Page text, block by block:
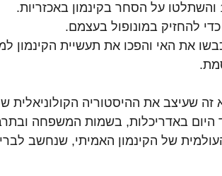
להחזיק במונופול בעצמם.
בסוף המאה ה-18, כבשו את האי והפכו את תעשיית
שעיצב את ההיסטוריה הקולוניאלית
היום באדריכלות, בשמות המשפחה
ל-90% מהתצרוכת העולמית של הקינמון האמיתי, שנחשב